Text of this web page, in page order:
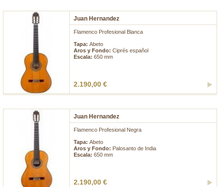
Juan Hernandez
Flamenco Profesional Blanca
Tapa: Abeto
Aros y Fondo: Ciprés español
Escala: 650 mm
2.190,00 €
Juan Hernandez
Flamenco Profesional Negra
Tapa: Abeto
Aros y Fondo: Palosanto de India
Escala: 650 mm
2.190,00 €